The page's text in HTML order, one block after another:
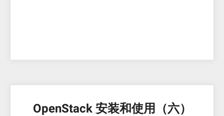
OpenStack 安装和使用（六）